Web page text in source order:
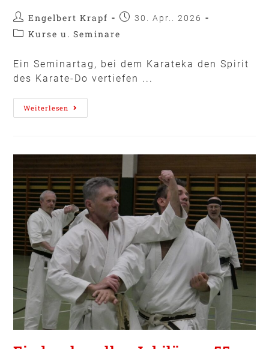
Engelbert Krapf 30. Apr.. 2026
Kurse u. Seminare
Ein Seminartag, bei dem Karateka den Spirit
des Karate-Do vertiefen ...
Weiterlesen